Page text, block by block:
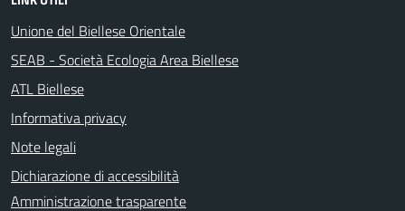
Unione del Biellese Orientale
SEAB - Società Ecologia Area Biellese
ATL Biellese
Informativa privacy
Note legali
Dichiarazione di accessibilità
Amministrazione trasparente